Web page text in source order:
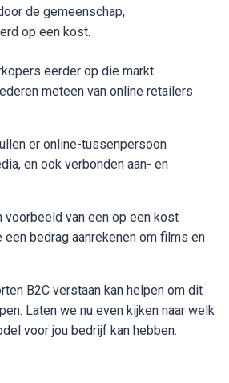
de gemeenschap,
op een kost.
eerder op die markt
meteen van online retailers
er online-tussenpersoon
en ook verbonden aan- en
van een op een kost
bedrag aanrekenen om films en
B2C verstaan kan helpen om dit
Laten we nu even kijken naar welk
voor jou bedrijf kan hebben.